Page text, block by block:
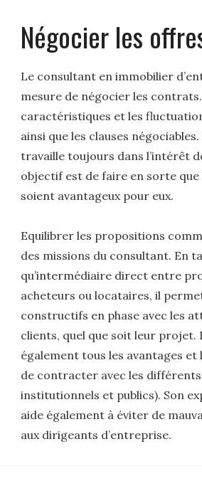
Négocier les
Le consultant en immobilier
mesure de négocier les
caractéristiques et les
ainsi que les clauses
travaille toujours dans l’intérêt
objectif est de faire en sorte
soient avantageux pour eux.
Equilibrer les propositions
des missions du consultant. En
qu’intermédiaire direct entre
acheteurs ou locataires, il
constructifs en phase avec les
clients, quel que soit leur projet.
également tous les avantages et
de contracter avec les
institutionnels et publics). Son
aide également à éviter de
aux dirigeants d’entreprise.